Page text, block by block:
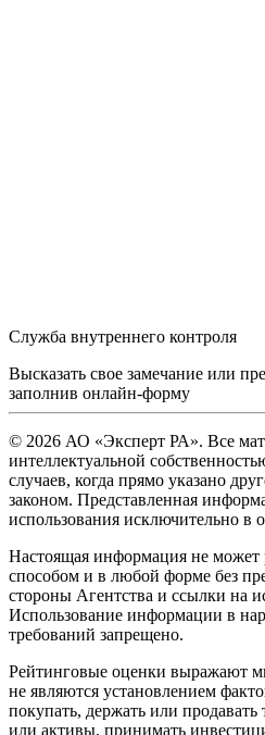
Служба внутреннего контроля
Высказать свое замечание или
заполнив онлайн-форму
© 2026 АО «Эксперт РА». Все
интеллектуальной
случаев, когда прямо указано
законом. Представленная
использования исключительно в
Настоящая информация не может
способом и в любой форме без
стороны Агентства и ссылки на
Использование информации в
требований запрещено.
Рейтинговые оценки выражают
не являются установлением
покупать, держать или
или активы, принимать